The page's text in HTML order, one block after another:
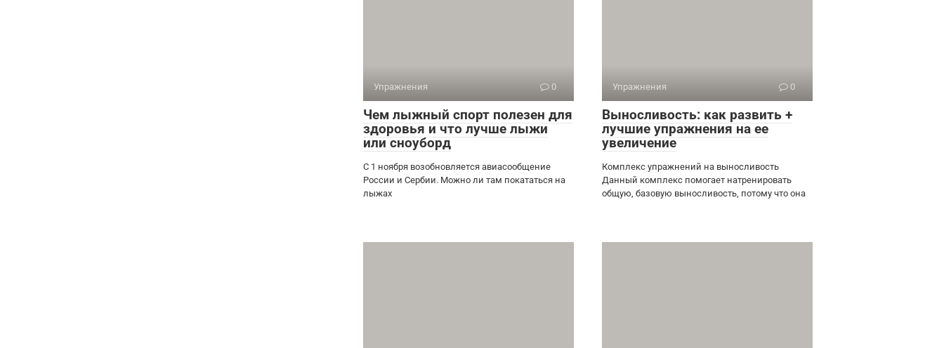
Упражнения 0
Чем лыжный спорт полезен для
здоровья и что лучше лыжи
или сноуборд
С 1 ноября возобновляется авиасообщение
России и Сербии. Можно ли там покататься на
лыжах
Упражнения 0
Выносливость: как развить +
лучшие упражнения на ее
увеличение
Комплекс упражнений на выносливость
Данный комплекс помогает натренировать
общую, базовую выносливость, потому что она